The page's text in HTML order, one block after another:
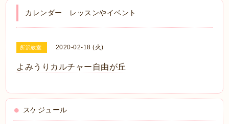
カレンダー レッスンやイベント
所沢教室 2020-02-18 (火)
よみうりカルチャー自由が丘
スケジュール